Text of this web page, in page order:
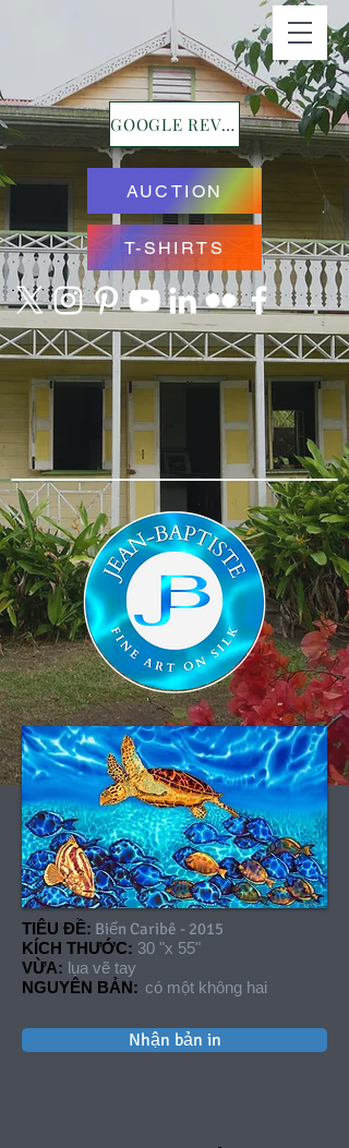
GOOGLE REVIEWS
AUCTION
T-SHIRTS
TIÊU ĐỀ: Biển Caribê - 2015
KÍCH THƯỚC: 30 "x 55"
VỪA: lụa vẽ tay
NGUYÊN BẢN: có một không hai
Nhận bản in